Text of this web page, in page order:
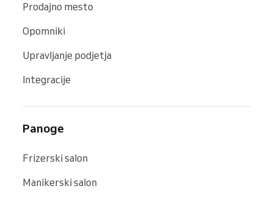
Prodajno mesto
Opomniki
Upravljanje podjetja
Integracije
Panoge
Frizerski salon
Manikerski salon